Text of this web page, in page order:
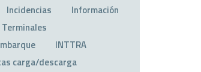
Incidencias
Información
INTTRA
carga/descarga